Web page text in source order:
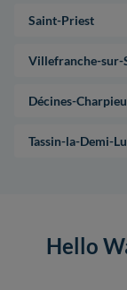
Saint-Priest
Villefranche-sur-
Décines-Charpieu
Tassin-la-Demi-
Hello